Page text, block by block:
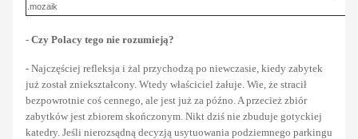
mozaik.
- Czy Polacy tego nie rozumieją?
- Najczęściej refleksja i żal przychodzą po niewczasie, kiedy zabytek
już został zniekształcony. Wtedy właściciel żałuje. Wie, że stracił
bezpowrotnie coś cennego, ale jest już za późno. A przecież zbiór
zabytków jest zbiorem skończonym. Nikt dziś nie zbuduje gotyckiej
katedry. Jeśli nierozsądną decyzją usytuowania podziemnego parkingu